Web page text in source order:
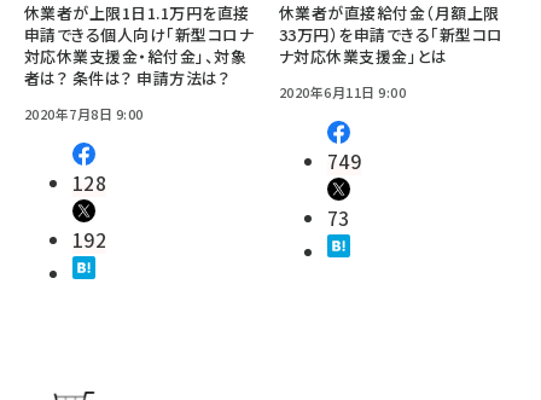
休業者が上限1日1.1万円を直接
申請できる個人向け「新型コロナ
対応休業支援金・給付金」、対象
者は？ 条件は？ 申請方法は？
2020年7月8日 9:00
128
192
休業者が直接給付金（月額上限
33万円）を申請できる「新型コロ
ナ対応休業支援金」とは
2020年6月11日 9:00
749
73